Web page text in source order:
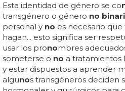
Esta identidad de género se co
transgénero o género no
personal y no es necesario
hagan... esto significa ser
usar los pronombres
someterse o no a tratamientos
y estar dispuestos a aprender
algunos transgéneros deciden